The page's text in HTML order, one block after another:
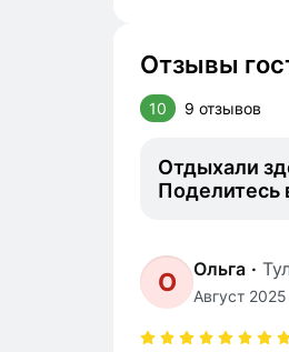
Отзывы
10 9 отзывов
Отдыхали
Поделитесь
О Ольга ·
Август 2025